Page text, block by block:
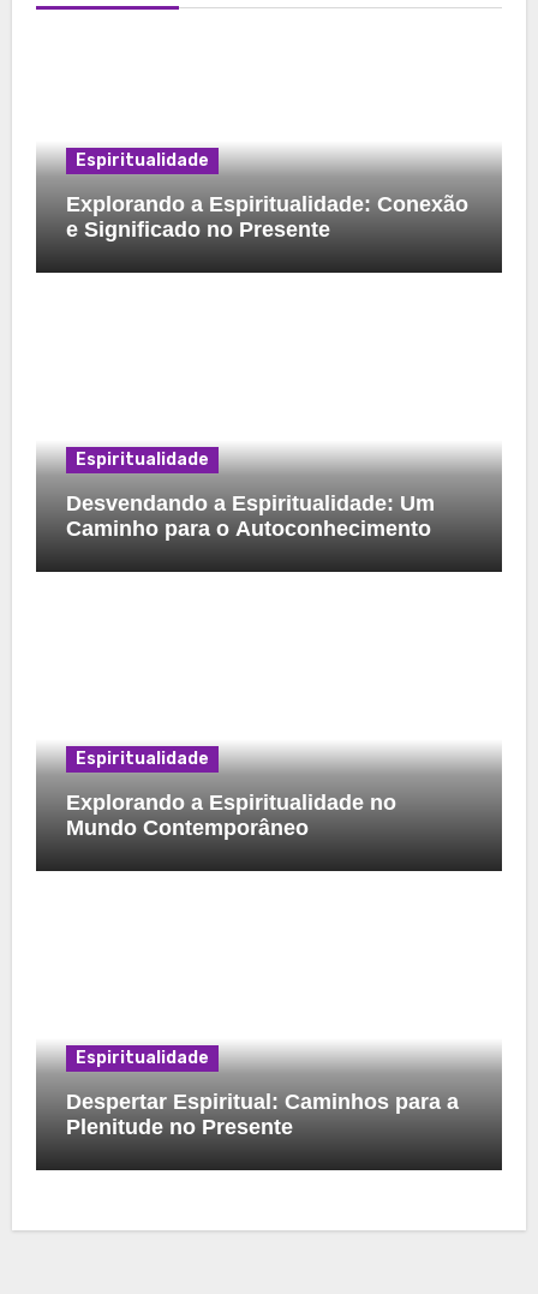
Espiritualidade
Explorando a Espiritualidade: Conexão
e Significado no Presente
Espiritualidade
Desvendando a Espiritualidade: Um
Caminho para o Autoconhecimento
Espiritualidade
Explorando a Espiritualidade no
Mundo Contemporâneo
Espiritualidade
Despertar Espiritual: Caminhos para a
Plenitude no Presente